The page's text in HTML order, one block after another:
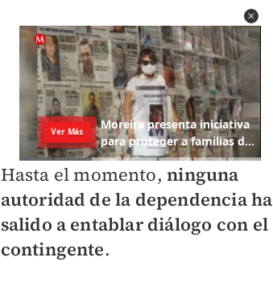
Hasta el momento,ninguna
autoridad de la dependencia ha
salido a entablar diálogo con el
contingente.